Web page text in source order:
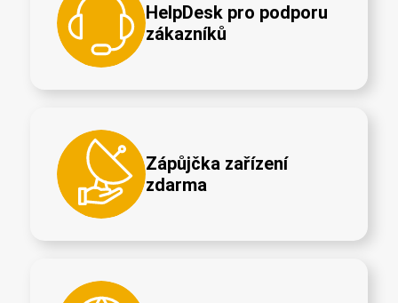
HelpDesk pro podporu
zákazníků
Zápůjčka zařízení
zdarma